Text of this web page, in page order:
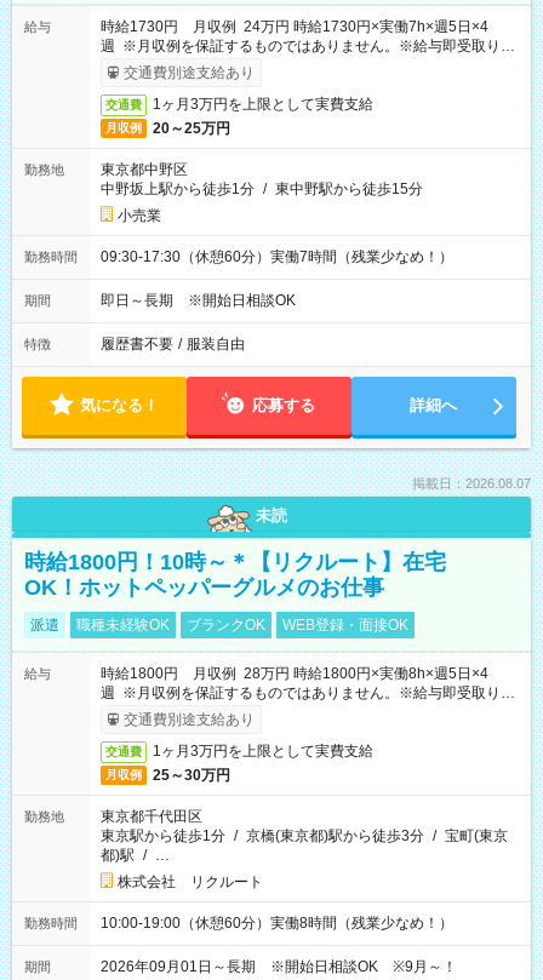
給与
時給1730円 月収例 24万円 時給1730円×実働7h×週5日×4
週 ※月収例を保証するものではありません。※給与即受取りサ
ービス利用可（利用条件有）
交通費別途支給あり
交通費 1ヶ月3万円を上限として実費支給
月収例 20～25万円
勤務地
東京都中野区
中野坂上駅から徒歩1分 / 東中野駅から徒歩15分
小売業
勤務時間 09:30-17:30（休憩60分）実働7時間（残業少なめ！）
期間 即日～長期 ※開始日相談OK
特徴 履歴書不要 / 服装自由
気になる！ 応募する 詳細へ
掲載日：2026.08.07
未読
時給1800円！10時～＊【リクルート】在宅
OK！ホットペッパーグルメのお仕事
派遣 職種未経験OK ブランクOK WEB登録・面接OK
給与
時給1800円 月収例 28万円 時給1800円×実働8h×週5日×4
週 ※月収例を保証するものではありません。※給与即受取りサ
ービス利用可（利用条件有）
交通費別途支給あり
交通費 1ヶ月3万円を上限として実費支給
月収例 25～30万円
勤務地
東京都千代田区
東京駅から徒歩1分 / 京橋(東京都)駅から徒歩3分 / 宝町(東京
都)駅 / …
株式会社 リクルート
勤務時間 10:00-19:00（休憩60分）実働8時間（残業少なめ！）
期間 2026年09月01日～長期 ※開始日相談OK ※9月～！